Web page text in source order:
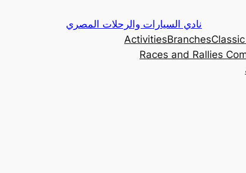
نادي السيارات والرحلات المصري
ActivitiesBranches
Races and Rallies